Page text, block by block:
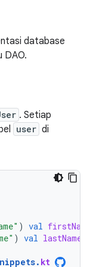
database
DAO.
. Setiap
user di
) val
) val lastName
. kt